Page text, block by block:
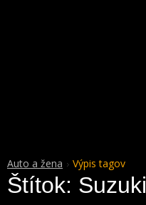
Auto a žena Výpis tagov
Štítok: Suzuki